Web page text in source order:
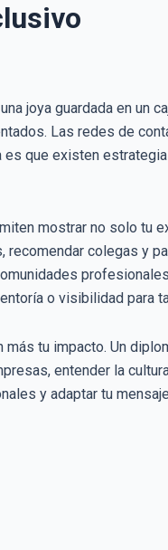
joya guardada en un
Las redes de
que existen
mostrar no solo tu
colegas y
o visibilidad para
tu impacto. Un
entender la
y adaptar tu